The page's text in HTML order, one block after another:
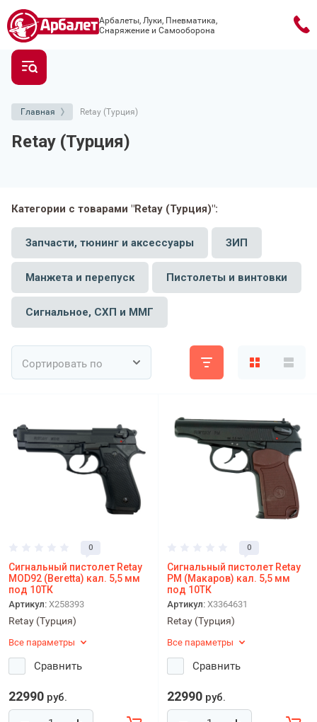
Арбалеты, Луки, Пневматика,
Снаряжение и Самооборона
Главная Retay (Турция)
Retay (Турция)
Категории с товарами "Retay (Турция)":
Запчасти, тюнинг и аксессуары ЗИП
Манжета и перепуск Пистолеты и винтовки
Сигнальное, СХП и ММГ
Сортировать по
0
Сигнальный пистолет Retay
MOD92 (Beretta) кал. 5,5 мм
под 10ТК
Артикул: X258393
Retay (Турция)
Все параметры
Сравнить
22990 руб.
0
Сигнальный пистолет Retay
PM (Макаров) кал. 5,5 мм
под 10ТК
Артикул: X3364631
Retay (Турция)
Все параметры
Сравнить
22990 руб.